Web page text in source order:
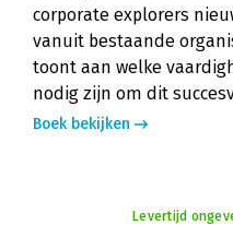
corporate explorers
vanuit bestaande
toont aan welke
nodig zijn om dit
Boek bekijken
Levertijd